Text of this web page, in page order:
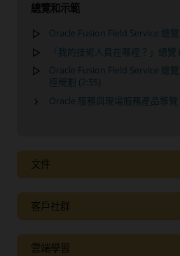
總覽和示範
Oracle Fusion Field Service 總覽
「我的技術人員在哪裡？」總覽
Oracle Fusion Field Service 總
徑規劃 (2:35)
Oracle 服務與現場服務產品導覽
文件
客戶社群
雲端學習